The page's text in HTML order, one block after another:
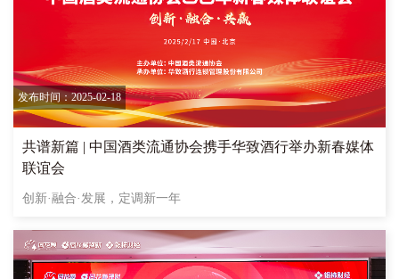
发布时间：2025-02-18
共谱新篇 | 中国酒类流通协会携手华致酒行举办新春媒体
联谊会
创新·融合·发展，定调新一年